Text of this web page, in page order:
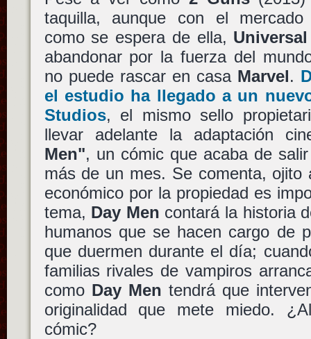
taquilla, aunque con el mercado
como se espera de ella,
abandonar por la fuerza del
no puede rascar en casa Marvel.
el estudio ha llegado a un
Studios, el mismo sello
llevar adelante la adaptación
Men", un cómic que acaba de
más de un mes. Se comenta, ojito
económico por la propiedad es
tema, Day Men contará la historia
humanos que se hacen cargo de
que duermen durante el día;
familias rivales de vampiros
como Day Men tendrá que
originalidad que mete miedo.
cómic?